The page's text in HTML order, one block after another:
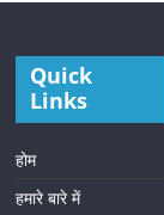
Quick
Links
होम
हमारे बारे में